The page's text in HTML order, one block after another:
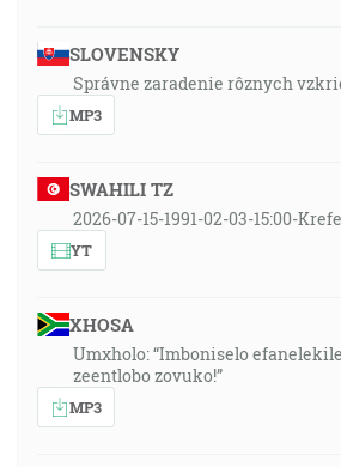
SLOVENSKY
Správne zaradenie rôznych
MP3
SWAHILI TZ
2026-07-15-1991-02-03-15:00-
YT
XHOSA
Umxholo: “Imboniselo
zeentlobo zovuko!”
MP3